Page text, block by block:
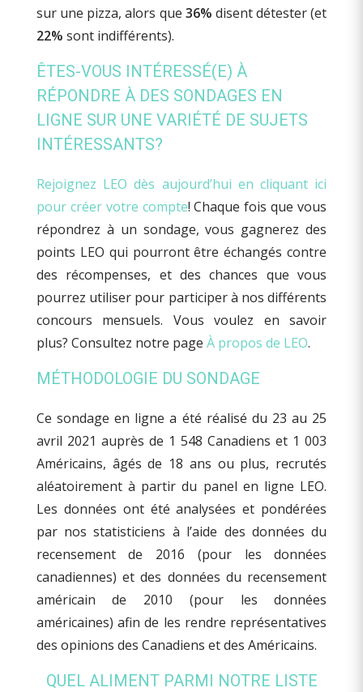
sur une pizza, alors que 36% disent détester (et
22% sont indifférents).
ÊTES-VOUS INTÉRESSÉ(E) À
RÉPONDRE À DES SONDAGES EN
LIGNE SUR UNE VARIÉTÉ DE SUJETS
INTÉRESSANTS?
Rejoignez LEO dès aujourd’hui en cliquant ici
pour créer votre compte! Chaque fois que vous
répondrez à un sondage, vous gagnerez des
points LEO qui pourront être échangés contre
des récompenses, et des chances que vous
pourrez utiliser pour participer à nos différents
concours mensuels. Vous voulez en savoir
plus? Consultez notre page À propos de LEO.
MÉTHODOLOGIE DU SONDAGE
Ce sondage en ligne a été réalisé du 23 au 25
avril 2021 auprès de 1 548 Canadiens et 1 003
Américains, âgés de 18 ans ou plus, recrutés
aléatoirement à partir du panel en ligne LEO.
Les données ont été analysées et pondérées
par nos statisticiens à l’aide des données du
recensement de 2016 (pour les données
canadiennes) et des données du recensement
américain de 2010 (pour les données
américaines) afin de les rendre représentatives
des opinions des Canadiens et des Américains.
QUEL ALIMENT PARMI NOTRE LISTE